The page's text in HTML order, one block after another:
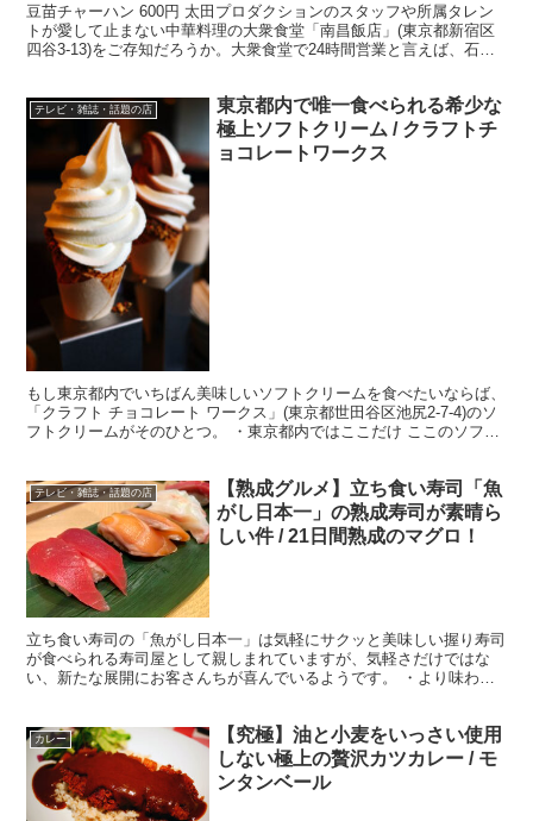
豆苗チャーハン 600円 太田プロダクションのスタッフや所属タレン
トが愛して止まない中華料理の大衆食堂「南昌飯店」(東京都新宿区
四谷3-13)をご存知だろうか。大衆食堂で24時間営業と言えば、石川
テレビ・雑誌・話題の店
東京都内で唯一食べられる希少な
極上ソフトクリーム / クラフトチ
ョコレートワークス
もし東京都内でいちばん美味しいソフトクリームを食べたいならば、
「クラフト チョコレート ワークス」(東京都世田谷区池尻2-7-4)のソ
フトクリームがそのひとつ。 ・東京都内ではここだけ ここのソフト
テレビ・雑誌・話題の店
【熟成グルメ】立ち食い寿司「魚
がし日本一」の熟成寿司が素晴ら
しい件 / 21日間熟成のマグロ！
立ち食い寿司の「魚がし日本一」は気軽にサクッと美味しい握り寿司
が食べられる寿司屋として親しまれていますが、気軽さだけではな
い、新たな展開にお客さんちが喜んでいるようです。 ・より味わい
カレー
【究極】油と小麦をいっさい使用
しない極上の贅沢カツカレー / モ
ンタンベール